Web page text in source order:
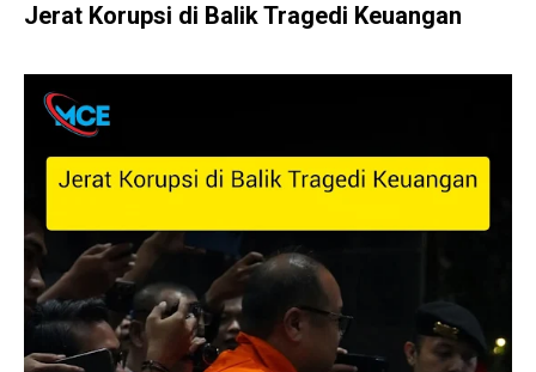
Jerat Korupsi di Balik Tragedi Keuangan ​